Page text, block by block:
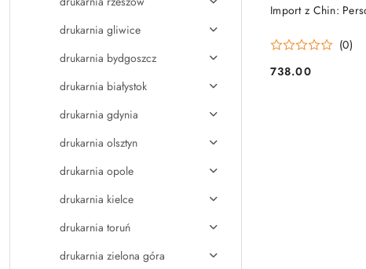
drukarnia gliwice
drukarnia bydgoszcz
drukarnia białystok
drukarnia gdynia
drukarnia olsztyn
drukarnia opole
drukarnia kielce
drukarnia toruń
drukarnia zielona góra
Import z Chin:
(0)
Cena:
738.00